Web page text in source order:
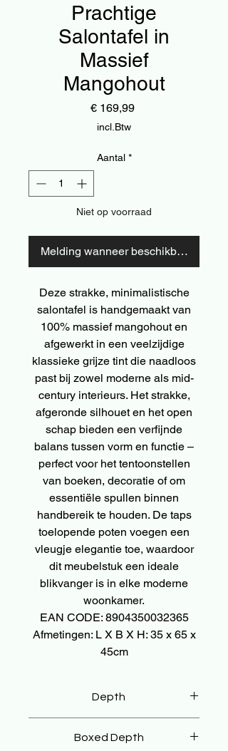
Prachtige
Salontafel in
Massief
Mangohout
€ 169,99Prijs
incl.Btw
Aantal *
Niet op voorraad
Melding wanneer beschikbaar
Deze strakke, minimalistische
salontafel is handgemaakt van
100% massief mangohout en
afgewerkt in een veelzijdige
klassieke grijze tint die naadloos
past bij zowel moderne als mid-
century interieurs. Het strakke,
afgeronde silhouet en het open
schap bieden een verfijnde
balans tussen vorm en functie –
perfect voor het tentoonstellen
van boeken, decoratie of om
essentiële spullen binnen
handbereik te houden. De taps
toelopende poten voegen een
vleugje elegantie toe, waardoor
dit meubelstuk een ideale
blikvanger is in elke moderne
woonkamer.
EAN CODE: 8904350032365
Afmetingen: L X B X H: 35 x 65 x
45cm
Depth
Boxed Depth